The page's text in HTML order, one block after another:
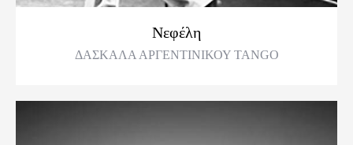
Νεφέλη
ΔΑΣΚΑΛΑ ΑΡΓΕΝΤΙΝΙΚΟΥ TANGO